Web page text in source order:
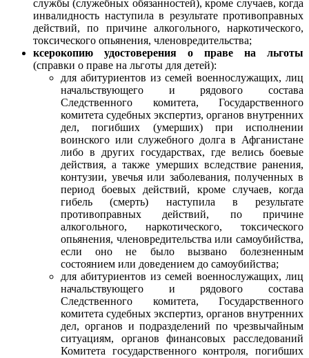
службы (служебных обязанностей), кроме случаев, когда
инвалидность наступила в результате противоправных
действий, по причине алкогольного, наркотического,
токсического опьянения, членовредительства;
ксерокопию удостоверения о праве на льготы
(справки о праве на льготы для детей):
для абитуриентов из семей военнослужащих, лиц
начальствующего и рядового состава
Следственного комитета, Государственного
комитета судебных экспертиз, органов внутренних
дел, погибших (умерших) при исполнении
воинского или служебного долга в Афганистане
либо в других государствах, где велись боевые
действия, а также умерших вследствие ранения,
контузии, увечья или заболевания, полученных в
период боевых действий, кроме случаев, когда
гибель (смерть) наступила в результате
противоправных действий, по причине
алкогольного, наркотического, токсического
опьянения, членовредительства или самоубийства,
если оно не было вызвано болезненным
состоянием или доведением до самоубийства;
для абитуриентов из семей военнослужащих, лиц
начальствующего и рядового состава
Следственного комитета, Государственного
комитета судебных экспертиз, органов внутренних
дел, органов и подразделений по чрезвычайным
ситуациям, органов финансовых расследований
Комитета государственного контроля, погибших